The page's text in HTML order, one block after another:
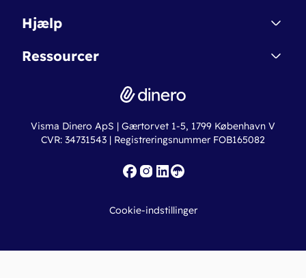
Betingelser & Sikkerhed
Nye funktioner
Dinero Starter
Dinero Pro
Erhvervslån
Fakturaskabeloner
Hjælp
Regnskabsordbogen
Online regnskabskurser
Ressourcer
Ny virksomhed
Iværksætterlegat
Visma Dinero ApS | Gærtorvet 1-5, 1799 København V
CVR: 34731543 | Registreringsnummer FOB165082
Cookie-indstillinger